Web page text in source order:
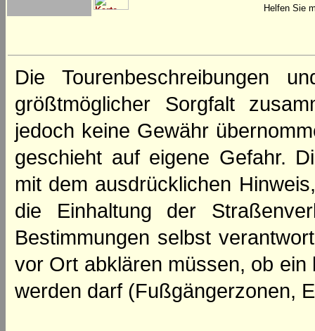
Helfen Sie
Die Tourenbeschreibungen
größtmöglicher Sorgfalt
jedoch keine Gewähr
geschieht auf eigene Gefahr.
mit dem ausdrücklichen
die Einhaltung der
Bestimmungen selbst
vor Ort abklären müssen, ob
werden darf (Fußgängerzonen,